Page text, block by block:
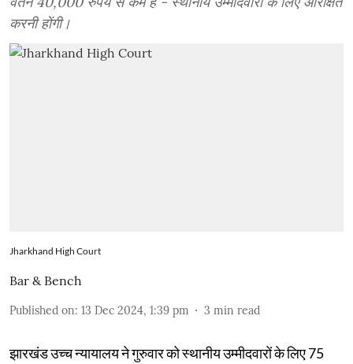
करनी होंगी।
Jharkhand High Court
Bar & Bench
Published on: 13 Dec 2024, 1:39 pm 3 min read
झारखंड उच्च न्यायालय ने गुरुवार को स्थानीय उम्मीदवारों के लिए 75